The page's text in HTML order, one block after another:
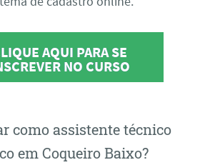
AQUI PARA SE
NO CURSO
como assistente técnico
em Coqueiro Baixo?